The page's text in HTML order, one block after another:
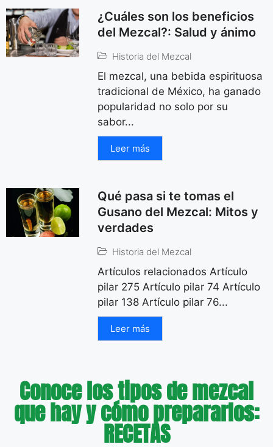
¿Cuáles son los beneficios
del Mezcal?: Salud y ánimo
Historia del Mezcal
El mezcal, una bebida espirituosa
tradicional de México, ha ganado
popularidad no solo por su
sabor...
Leer más
Qué pasa si te tomas el
Gusano del Mezcal: Mitos y
verdades
Historia del Mezcal
Artículos relacionados Artículo
pilar 275 Artículo pilar 74 Artículo
pilar 138 Artículo pilar 76...
Leer más
Conoce los tipos de mezcal
que hay y cómo prepararlos:
RECETAS